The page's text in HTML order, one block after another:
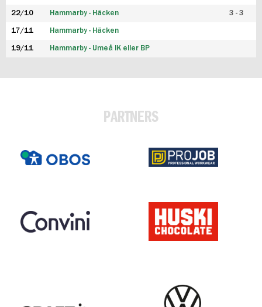
22/10 Hammarby - Häcken 3 - 3
17/11 Hammarby - Häcken
19/11 Hammarby - Umeå IK eller BP
PARTNERS